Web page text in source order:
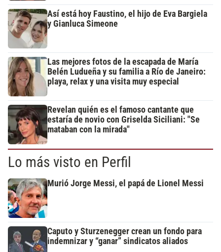
Así está hoy Faustino, el hijo de Eva Bargiela
y Gianluca Simeone
Las mejores fotos de la escapada de María
Belén Ludueña y su familia a Río de Janeiro:
playa, relax y una visita muy especial
Revelan quién es el famoso cantante que
estaría de novio con Griselda Siciliani: "Se
mataban con la mirada"
Lo más visto en Perfil
Murió Jorge Messi, el papá de Lionel Messi
Caputo y Sturzenegger crean un fondo para
indemnizar y “ganar” sindicatos aliados